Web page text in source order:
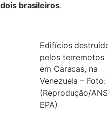
dois brasileiros.
Edifícios
pelos terremotos
em Caracas, na
Venezuela – Foto:
(Reprodução/
EPA)